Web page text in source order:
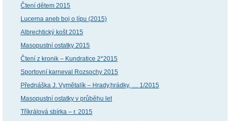
Čtení dětem 2015
Lucerna aneb boj o lípu (2015)
Albrechtický košt 2015
Masopustní ostatky 2015
Čtení z kronik – Kundratice 2*2015
Sportovní karneval Rozsochy 2015
Přednáška J. Vymětalík – Hrady,hrádky, … 1/2015
Masopustní ostatky v průběhu let
Tříkrálová sbírka – r. 2015